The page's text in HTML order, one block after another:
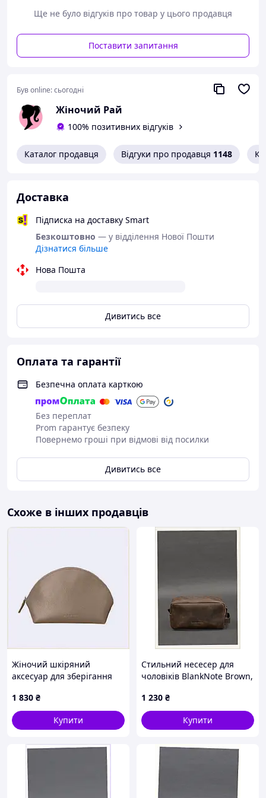
Особенности косметички:
набор косметичек из двух штук,
вложенных одна в одну, по принципу
матрешки ;
застёгиваются на молнию ;
есть ручки для переноса на крышке
каждой косметички ;
большая :21 *16 *13 см ;
Купить косметички женские или наборы
сможете на нашем сайте: http://womens-
paradise.com.ua
Заказы оформленные и оплаченные после
14.00 отправляются на следующий день;
В воскресенье отправки нет;
Ще не було відгуків про товар у цього продавця
Поставити запитання
Був online:сьогодні
Жіночий Рай
100% позитивних відгуків
Каталог продавця Відгуки про продавця 1148
Доставка
Підписка на доставку Smart
Безкоштовно — у відділення Нової Пошти
Дізнатися більше
Нова Пошта
Дивитись все
Оплата та гарантії
Безпечна оплата карткою
Без переплат
Prom гарантує безпеку
Повернемо гроші при відмові від посилки
Дивитись все
Схоже в інших продавців
Жіночий шкіряний
аксесуар для зберігання
1 830 ₴
Купити
Стильний несесер для
чоловіків BlankNote Brown,
1 230 ₴
Купити